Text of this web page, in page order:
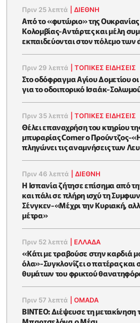
Πριν 25 λεπτά |ΔΙΕΘΝΗ
Από το «φυτώριο» της Ουκρανίας
Κολομβίας-Αντάρτες και μέλη
εκπαιδεύονται στον πόλεμο των
Πριν 29 λεπτά |ΤΟΠΙΚΕΣ ΕΙΔΗΣΕΙΣ
Στο οδόφραγμα Αγίου Δομετίου οι
για το οδοιπορικό Ισαάκ-
Πριν 35 λεπτά |ΤΟΠΙΚΕΣ ΕΙΔΗΣΕΙΣ
Θέλει επαναχρήση του κτηρίου
μπυραρίας Corner ο Προύντζος-
πληγώνει τις αναμνήσεις των
Πριν 46 λεπτά |ΔΙΕΘΝΗ
Η Ισπανία ζήτησε επίσημα από
και πάλι σε πλήρη ισχύ τη
Σένγκεν-«Μέχρι την Κυριακή,
μέτρα»
Πριν 52 λεπτά ΕΛΛΑΔΑ
«Κάτι με τραβούσε στην καρδιά
όλα»-Συγκλονίζει ο πατέρας και
θυμάτων του φρικτού
Πριν 57 λεπτά |OMADA
BINTEO: Διέψευσε τη μετακίνηση
Μπαρτσελόνα ο Μέσι